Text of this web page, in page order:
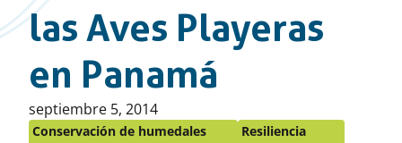
las Aves Playeras
en Panamá
Publicado
en:
septiembre 5, 2014
Conservación de humedales
Resiliencia